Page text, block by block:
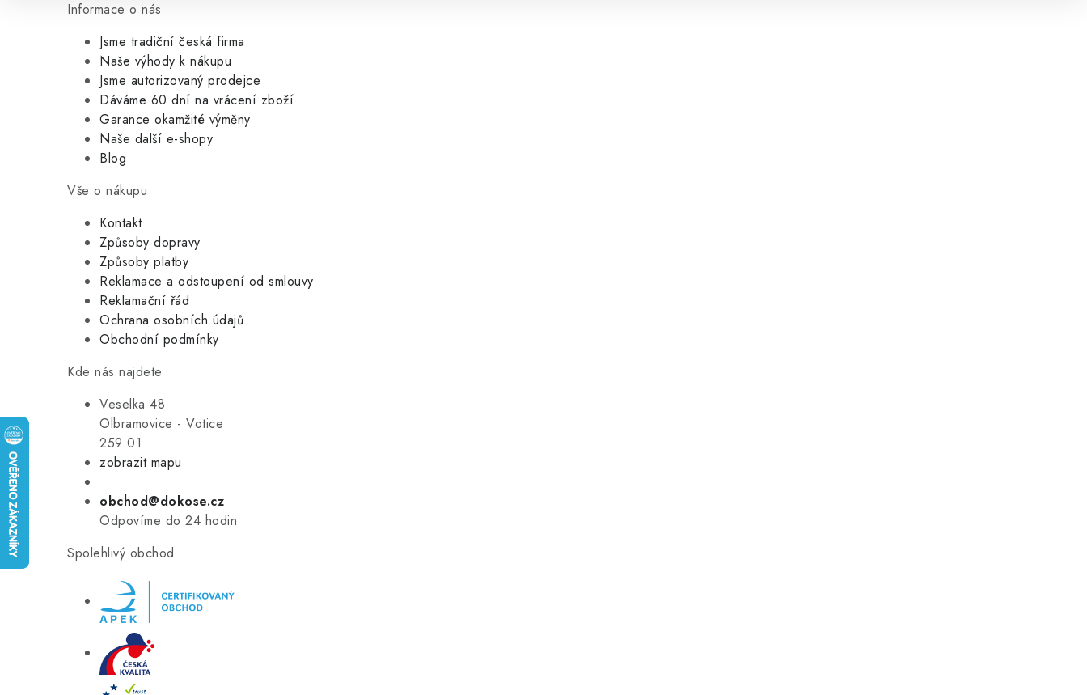
Informace o nás
Jsme tradiční česká firma
Naše výhody k nákupu
Jsme autorizovaný prodejce
Dáváme 60 dní na vrácení zboží
Garance okamžité výměny
Naše další e-shopy
Blog
Vše o nákupu
Kontakt
Způsoby dopravy
Způsoby platby
Reklamace a odstoupení od smlouvy
Reklamační řád
Ochrana osobních údajů
Obchodní podmínky
Kde nás najdete
Veselka 48
Olbramovice - Votice
259 01
zobrazit mapu
obchod@dokose.cz
Odpovíme do 24 hodin
Spolehlivý obchod